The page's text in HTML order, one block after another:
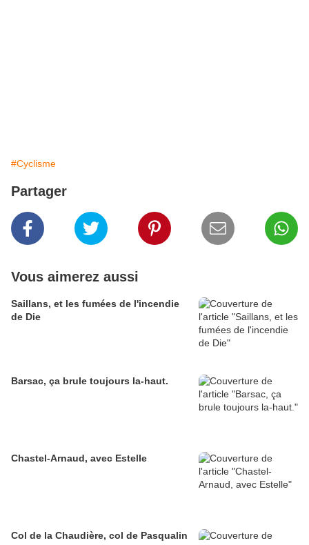
#Cyclisme
Partager
Vous aimerez aussi
Saillans, et les fumées de l'incendie
de Die
Barsac, ça brule toujours la-haut.
Chastel-Arnaud, avec Estelle
Col de la Chaudière, col de Pasqualin